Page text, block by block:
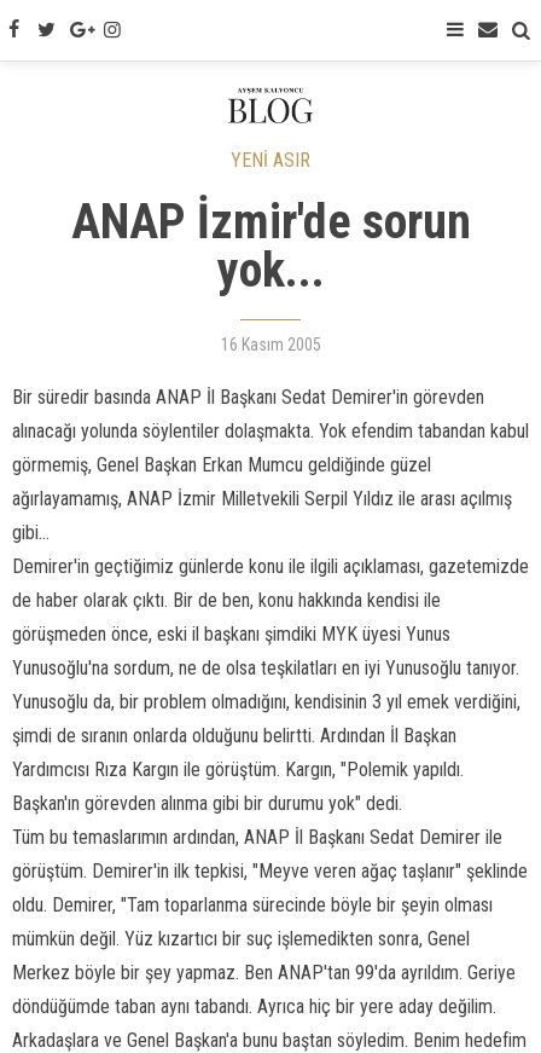
YENİ ASIR
ANAP İzmir'de sorun
yok...
16 Kasım 2005
Bir süredir basında ANAP İl Başkanı Sedat Demirer'in görevden
alınacağı yolunda söylentiler dolaşmakta. Yok efendim tabandan kabul
görmemiş, Genel Başkan Erkan Mumcu geldiğinde güzel
ağırlayamamış, ANAP İzmir Milletvekili Serpil Yıldız ile arası açılmış
gibi...
Demirer'in geçtiğimiz günlerde konu ile ilgili açıklaması, gazetemizde
de haber olarak çıktı. Bir de ben, konu hakkında kendisi ile
görüşmeden önce, eski il başkanı şimdiki MYK üyesi Yunus
Yunusoğlu'na sordum, ne de olsa teşkilatları en iyi Yunusoğlu tanıyor.
Yunusoğlu da, bir problem olmadığını, kendisinin 3 yıl emek verdiğini,
şimdi de sıranın onlarda olduğunu belirtti. Ardından İl Başkan
Yardımcısı Rıza Kargın ile görüştüm. Kargın, "Polemik yapıldı.
Başkan'ın görevden alınma gibi bir durumu yok" dedi.
Tüm bu temaslarımın ardından, ANAP İl Başkanı Sedat Demirer ile
görüştüm. Demirer'in ilk tepkisi, "Meyve veren ağaç taşlanır" şeklinde
oldu. Demirer, "Tam toparlanma sürecinde böyle bir şeyin olması
mümkün değil. Yüz kızartıcı bir suç işlemedikten sonra, Genel
Merkez böyle bir şey yapmaz. Ben ANAP'tan 99'da ayrıldım. Geriye
döndüğümde taban aynı tabandı. Ayrıca hiç bir yere aday değilim.
Arkadaşlara ve Genel Başkan'a bunu baştan söyledim. Benim hedefim